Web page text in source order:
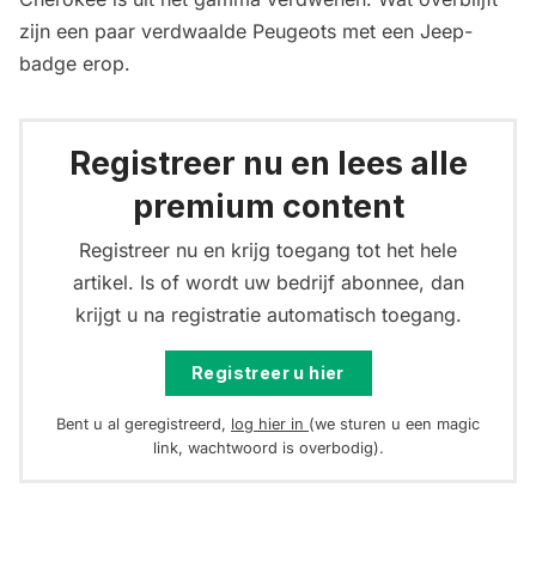
zijn een paar verdwaalde Peugeots met een Jeep-
badge erop.
Registreer nu en lees alle
premium content
Registreer nu en krijg toegang tot het hele
artikel. Is of wordt uw bedrijf abonnee, dan
krijgt u na registratie automatisch toegang.
Registreer u hier
Bent u al geregistreerd, log hier in (we sturen u een magic
link, wachtwoord is overbodig).